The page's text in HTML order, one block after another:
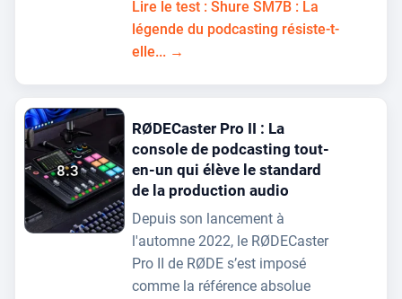
Lire le test : Shure SM7B : La
légende du podcasting résiste-t-
elle... →
8.3
RØDECaster Pro II : La
console de podcasting tout-
en-un qui élève le standard
de la production audio
Depuis son lancement à
l'automne 2022, le RØDECaster
Pro II de RØDE s’est imposé
comme la référence absolue